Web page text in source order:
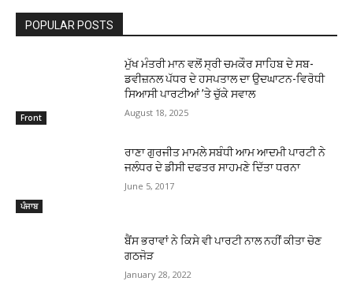
POPULAR POSTS
Front
ਮੁੱਖ ਮੰਤਰੀ ਮਾਨ ਵਲੋਂ ਸ੍ਰੀ ਚਮਕੌਰ ਸਾਹਿਬ ਦੇ ਸਬ-
ਡਵੀਜ਼ਨਲ ਪੱਧਰ ਦੇ ਹਸਪਤਾਲ ਦਾ ਉਦਘਾਟਨ-ਵਿਰੋਧੀ
ਸਿਆਸੀ ਪਾਰਟੀਆਂ ’ਤੇ ਚੁੱਕੇ ਸਵਾਲ
August 18, 2025
ਪੰਜਾਬ
ਰਾਣਾ ਗੁਰਜੀਤ ਮਾਮਲੇ ਸਬੰਧੀ ਆਮ ਆਦਮੀ ਪਾਰਟੀ ਨੇ
ਜਲੰਧਰ ਦੇ ਡੀਸੀ ਦਫਤਰ ਸਾਹਮਣੇ ਦਿੱਤਾ ਧਰਨਾ
June 5, 2017
ਬੈਂਸ ਭਰਾਵਾਂ ਨੇ ਕਿਸੇ ਵੀ ਪਾਰਟੀ ਨਾਲ ਨਹੀਂ ਕੀਤਾ ਚੋਣ
ਗਠਜੋੜ
January 28, 2022